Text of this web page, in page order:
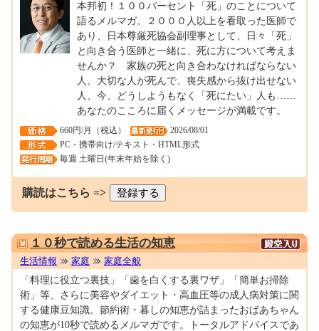
本邦初！１００パーセント「死」のことについて
語るメルマガ。２０００人以上を看取った医師で
あり、日本尊厳死協会副理事として、日々「死」
と向き合う医師と一緒に、死に方について考えま
せんか？ 家族の死と向き合わなければならない
人、大切な人が死んで、喪失感から抜け出せない
人、今、どうしようもなく「死にたい」人も……
あなたのこころに届くメッセージが満載です。
660円/月（税込）
2026/08/01
PC・携帯向け/テキスト・HTML形式
毎週 土曜日(年末年始を除く)
購読はこちら =>
１０秒で読める生活の知恵
生活情報 家庭 家庭全般
「料理に役立つ裏技」「歯を白くする裏ワザ」「簡単お掃除
術」等、さらに美容やダイエット・高血圧等の成人病対策に関
する健康豆知識。節約術・暮しの知恵が詰まったおばあちゃん
の知恵が10秒で読めるメルマガです。トータルアドバイスであ